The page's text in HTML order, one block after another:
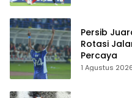
Persib
Rotasi
Percaya
1 Agustus